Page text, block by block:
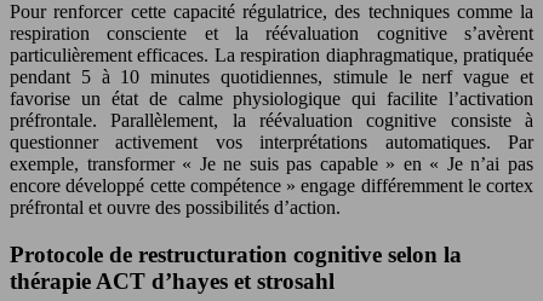
Pour renforcer cette capacité régulatrice, des techniques comme la
respiration consciente et la réévaluation cognitive s’avèrent
particulièrement efficaces. La respiration diaphragmatique, pratiquée
pendant 5 à 10 minutes quotidiennes, stimule le nerf vague et
favorise un état de calme physiologique qui facilite l’activation
préfrontale. Parallèlement, la réévaluation cognitive consiste à
questionner activement vos interprétations automatiques. Par
exemple, transformer « Je ne suis pas capable » en « Je n’ai pas
encore développé cette compétence » engage différemment le cortex
préfrontal et ouvre des possibilités d’action.
Protocole de restructuration cognitive selon la
thérapie ACT d’hayes et strosahl